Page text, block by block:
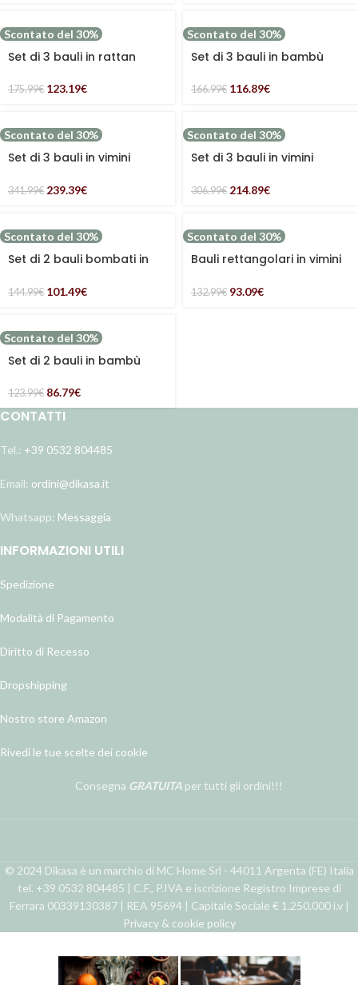
Scontato del 30%
Set di 3 bauli in rattan
175.99€ 123.19€
Scontato del 30%
Set di 3 bauli in bambù
166.99€ 116.89€
Scontato del 30%
Set di 3 bauli in vimini
341.99€ 239.39€
Scontato del 30%
Set di 3 bauli in vimini
306.99€ 214.89€
Scontato del 30%
Set di 2 bauli bombati in
144.99€ 101.49€
Scontato del 30%
Bauli rettangolari in vimini
132.99€ 93.09€
Scontato del 30%
Set di 2 bauli in bambù
123.99€ 86.79€
CONTATTI
Tel.: +39 0532 804485
Email: ordini@dikasa.it
Whatsapp: Messaggia
INFORMAZIONI UTILI
Spedizione
Modalità di Pagamento
Diritto di Recesso
Dropshipping
Nostro store Amazon
Rivedi le tue scelte dei cookie
Consegna GRATUITA per tutti gli ordini!!!
© 2024 Dikasa è un marchio di MC Home Srl - 44011 Argenta (FE) Italia
tel. +39 0532 804485 | C.F., P.IVA e iscrizione Registro Imprese di
Ferrara 00339130387 | REA 95694 | Capitale Sociale € 1.250.000 i.v |
Privacy & cookie policy